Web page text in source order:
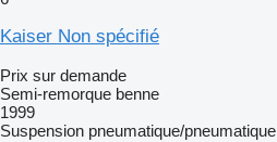
Kaiser Non spécifié
Prix sur demande
Semi-remorque benne
1999
Suspension pneumatique/pneumatique